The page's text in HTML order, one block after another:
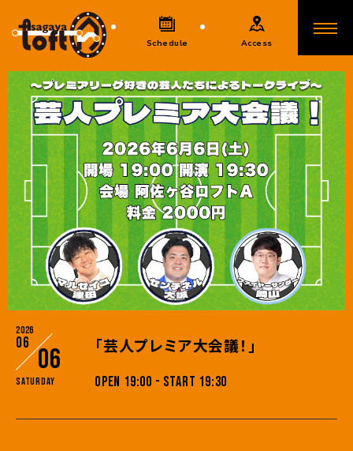
Schedule Access
2026
06
06
Saturday
「芸人プレミア大会議！」
OPEN 19:00 - START 19:30